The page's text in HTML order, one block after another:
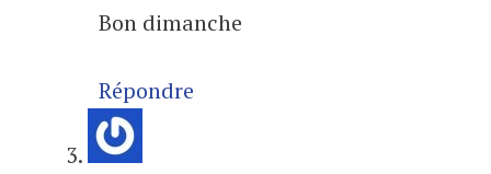
Bon dimanche
Répondre